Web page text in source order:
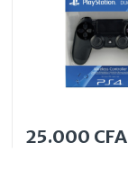
25.000 CFA